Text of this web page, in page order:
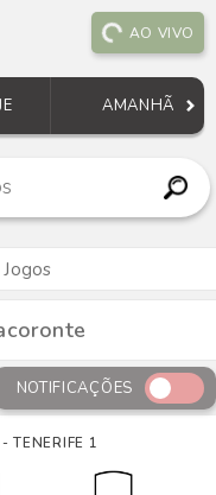
AO VIVO
AMANHÃ
NOTIFICAÇÕES
TENERIFE 1